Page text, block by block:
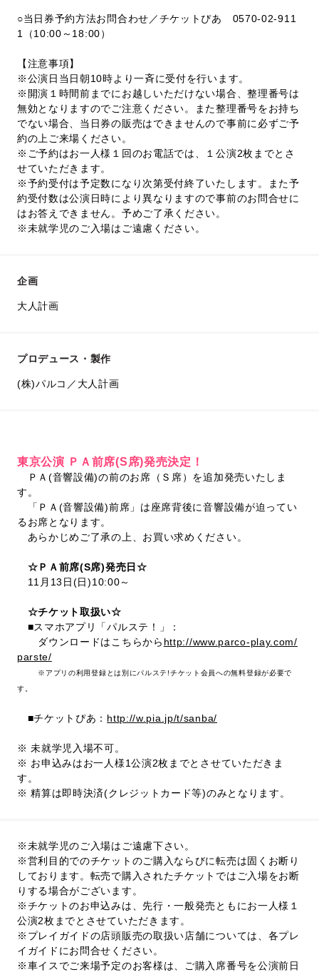
○当日券予約方法お問合わせ／チケットぴあ 0570-02-911
1（10:00～18:00）
【注意事項】
※公演日当日朝10時より一斉に受付を行います。
※開演１時間前までにお越しいただけない場合、整理番号は
無効となりますのでご注意ください。また整理番号をお持ち
でない場合、当日券の販売はできませんので事前に必ずご予
約の上ご来場ください。
※ご予約はお一人様１回のお電話では、１公演2枚までとさ
せていただきます。
※予約受付は予定数になり次第受付終了いたします。また予
約受付数は公演日時により異なりますので事前のお問合せに
はお答えできません。予めご了承ください。
※未就学児のご入場はご遠慮ください。
企画
大人計画
プロデュース・製作
(株)パルコ／大人計画
東京公演 ＰＡ前席(S席)発売決定！
ＰＡ(音響設備)の前のお席（Ｓ席）を追加発売いたしま
す。
「ＰＡ(音響設備)前席」は座席背後に音響設備が迫ってい
るお席となります。
あらかじめご了承の上、お買い求めください。
☆ＰＡ前席(S席)発売日☆
11月13日(日)10:00～
☆チケット取扱い☆
■スマホアプリ「パルステ！」：
ダウンロードはこちらから http://www.parco-play.com/
parste/
※アプリの利用登録とは別にパルステ!チケット会員への無料登録が必要で
す。
■チケットぴあ： http://w.pia.jp/t/sanba/
※ 未就学児入場不可。
※ お申込みはお一人様1公演2枚までとさせていただきま
す。
※ 精算は即時決済(クレジットカード等)のみとなります。
※未就学児のご入場はご遠慮下さい。
※営利目的でのチケットのご購入ならびに転売は固くお断り
しております。転売で購入されたチケットではご入場をお断
りする場合がございます。
※チケットのお申込みは、先行・一般発売ともにお一人様１
公演2枚までとさせていただきます。
※プレイガイドの店頭販売の取扱い店舗については、各プレ
イガイドにお問合せください。
※車イスでご来場予定のお客様は、ご購入席番号を公演前日